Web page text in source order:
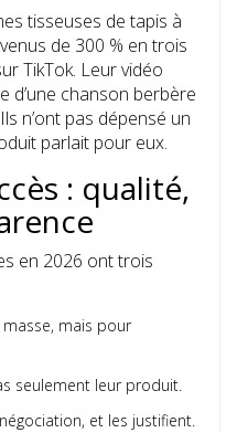
tisseuses de tapis à
de 300 % en trois
TikTok. Leur vidéo
d’une chanson berbère
n’ont pas dépensé un
parlait pour eux.
: qualité,
en 2026 ont trois
mais pour
seulement leur produit.
et les justifient.